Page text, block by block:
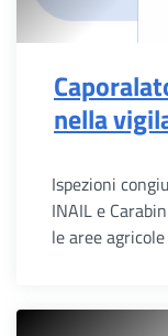
nella
Ispezioni
INAIL e
le aree